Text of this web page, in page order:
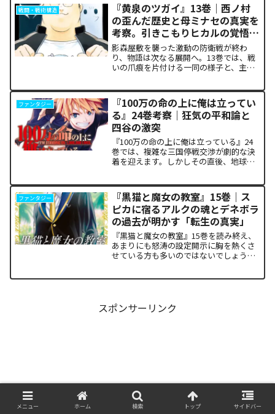
戦闘・戦術構造
『黄泉のツガイ』13巻｜西ノ村
の歪んだ歴史と母ミナセの真実を
考察。引きこもりヒカルの覚悟に
震える理由
影森屋敷を襲った激動の防衛戦が終わ
り、物語は次なる展開へ。13巻では、戦
いの爪痕を片付ける一同の様子と、主人
ど熱く焦がすのでしょうか。本記事で
は、13巻で明かされた驚愕...
ファンタジー
『100万の命の上に俺は立ってい
る』24巻考察｜狂気の平和論と
四谷の激突
『100万の命の上に俺は立っている』24
巻では、複雑な三国停戦交渉が劇的な決
着を迎えます。しかしその直後、地球を
ち塞がります。彼が主張する「狂気の平
和論」と四谷友助たち...
ファンタジー
『黒猫と魔女の教室』15巻｜ス
ピカに宿るアルクの魂とデネボラ
の過去が明かす「転生の真実」
『黒猫と魔女の教室』15巻を読み終え、
あまりにも怒涛の設定開示に胸を熱くさ
せている方も多いのではないでしょう
スポンサーリンク
メニュー ホーム 検索 トップ サイドバー